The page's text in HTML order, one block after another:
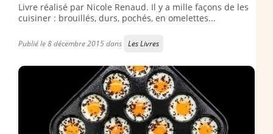
Livre réalisé par Nicole Renaud. Il y a mille façons de les
cuisiner : brouillés, durs, pochés, en omelettes...
Publié le 8 décembre 2015 dans Les Livres